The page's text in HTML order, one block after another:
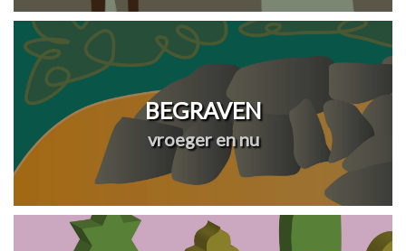
BEGRAVEN
vroeger en nu